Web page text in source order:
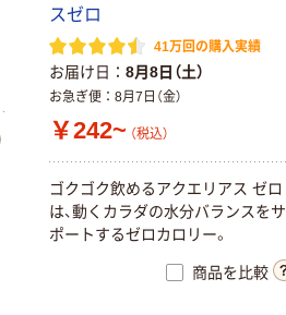
スゼロ
41万回の購入実績
お届け日 8月8日（土）
お急ぎ便 8月7日（金）
￥242~ （税込）
ゴクゴク飲めるアクエリアス ゼロ
は、動くカラダの水分バランスをサ
ポートするゼロカロリー。
商品を比較